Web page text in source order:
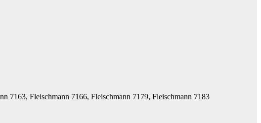
7163, Fleischmann 7166, Fleischmann 7179, Fleischmann 7183